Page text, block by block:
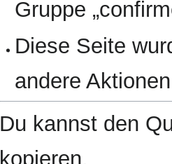
Gruppe
Diese Seite
andere
Du kannst den
kopieren.